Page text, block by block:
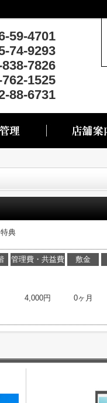
59-4701
74-9293
7826
1525
88-6731
典
管理費・共益費
4,000円
敷金
0ヶ月